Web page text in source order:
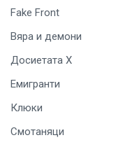
Fake Front
Вяра и демони
Досиетата Х
Емигранти
Клюки
Смотаняци